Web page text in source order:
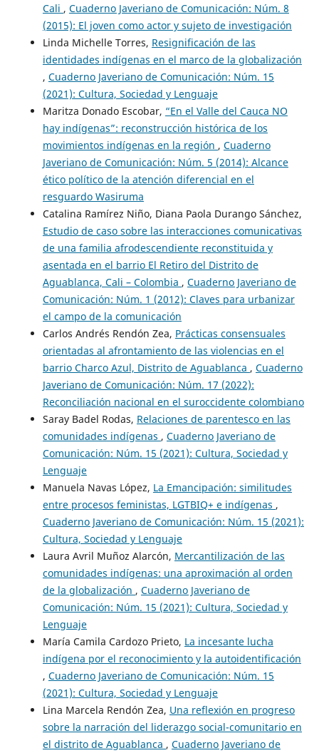
Cali , Cuaderno Javeriano de Comunicación: Núm. 8
(2015): El joven como actor y sujeto de investigación
Linda Michelle Torres, Resignificación de las
identidades indígenas en el marco de la globalización
, Cuaderno Javeriano de Comunicación: Núm. 15
(2021): Cultura, Sociedad y Lenguaje
Maritza Donado Escobar, “En el Valle del Cauca NO
hay indígenas”: reconstrucción histórica de los
movimientos indígenas en la región , Cuaderno
Javeriano de Comunicación: Núm. 5 (2014): Alcance
ético político de la atención diferencial en el
resguardo Wasiruma
Catalina Ramírez Niño, Diana Paola Durango Sánchez,
Estudio de caso sobre las interacciones comunicativas
de una familia afrodescendiente reconstituida y
asentada en el barrio El Retiro del Distrito de
Aguablanca, Cali – Colombia , Cuaderno Javeriano de
Comunicación: Núm. 1 (2012): Claves para urbanizar
el campo de la comunicación
Carlos Andrés Rendón Zea, Prácticas consensuales
orientadas al afrontamiento de las violencias en el
barrio Charco Azul, Distrito de Aguablanca , Cuaderno
Javeriano de Comunicación: Núm. 17 (2022):
Reconciliación nacional en el suroccidente colombiano
Saray Badel Rodas, Relaciones de parentesco en las
comunidades indígenas , Cuaderno Javeriano de
Comunicación: Núm. 15 (2021): Cultura, Sociedad y
Lenguaje
Manuela Navas López, La Emancipación: similitudes
entre procesos feministas, LGTBIQ+ e indígenas ,
Cuaderno Javeriano de Comunicación: Núm. 15 (2021):
Cultura, Sociedad y Lenguaje
Laura Avril Muñoz Alarcón, Mercantilización de las
comunidades indígenas: una aproximación al orden
de la globalización , Cuaderno Javeriano de
Comunicación: Núm. 15 (2021): Cultura, Sociedad y
Lenguaje
María Camila Cardozo Prieto, La incesante lucha
indígena por el reconocimiento y la autoidentificación
, Cuaderno Javeriano de Comunicación: Núm. 15
(2021): Cultura, Sociedad y Lenguaje
Lina Marcela Rendón Zea, Una reflexión en progreso
sobre la narración del liderazgo social-comunitario en
el distrito de Aguablanca , Cuaderno Javeriano de